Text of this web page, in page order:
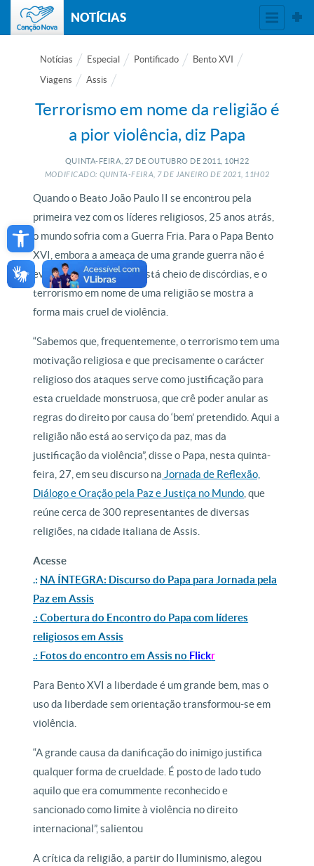
Open toolbar
NOTÍCIAS
Notícias Especial Pontificado
Bento XVI
Viagens
Assis
Terrorismo em nome da religião é
a pior violência, diz Papa
QUINTA-FEIRA, 27 DE OUTUBRO DE 2011, 10H22
MODIFICADO: QUINTA-FEIRA, 7DE JANEIRO DE2021, 11H02
Quando o Beato João Paulo II se encontrou pela
primeira vez com os líderes religiosos, 25 anos atrás,
o mundo sofria com a Guerra Fria. Para o Papa Bento
XVI, embora a ameaça de uma grande guerra não é
evidente hoje, o mundo está cheio de discórdias, e o
terrorismo em nome de uma religião se mostra a
forma mais cruel de violência.
“Sabemos que, frequentemente, o terrorismo tem uma
motivação religiosa e que precisamente o carácter
religioso dos ataques serve como justificação para
esta crueldade monstruosa, que crê poder anular as
regras do direito por causa do ‘bem’ pretendido. Aqui a
religião não está ao serviço da paz, mas da
justificação da violência”, disse o Papa, nesta quinta-
feira, 27, em seu discurso na Jornada de Reflexão,
Diálogo e Oração pela Paz e Justiça no Mundo , que
reúne cerca de 300 representantes de diversas
religiões, na cidade italiana de Assis.
Acesse
.: NA ÍNTEGRA: Discurso do Papa para Jornada pela
Paz em Assis
.: Cobertura do Encontro do Papa com líderes
religiosos em Assis
.: Fotos do encontro em Assis no Flickr
Para Bento XVI a liberdade é um grande bem, mas o
uso da liberdade sem orientação transformou-se em
violência.
“A grande causa da danificação do inimigo justifica
qualquer forma de crueldade. É posto de lado tudo
aquilo que era comummente reconhecido e
sancionado como limite à violência no direito
internacional”, salientou
A crítica da religião, a partir do Iluminismo, alegou